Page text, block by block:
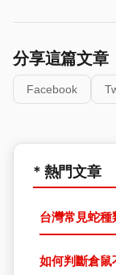
分享這篇文章
Facebook
* 熱門文章
台灣常見蛇
如何判斷倉